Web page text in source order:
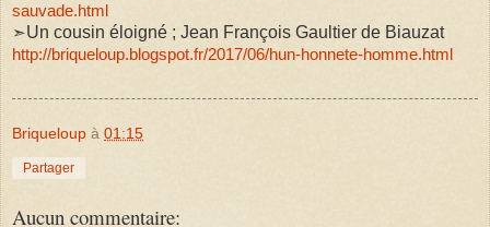
sauvade.html
➣Un cousin éloigné ; Jean François Gaultier de Biauzat
http://briqueloup.blogspot.fr/2017/06/hun-honnete-homme.html
Briqueloup à 01:15
Partager
Aucun commentaire: